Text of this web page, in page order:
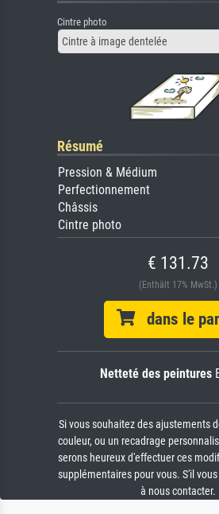
Cintre photo
Cintre à image dentelée
Résumé
Pression & Médium
Perfectionnement
Châssis
Cintre photo
€ 131.73
(Enthält 17% MwSt.)
dans le
Netteté des peintures
Si vous souhaitez des ajustements
couleur, ou un recadrage
serons heureux d'effectuer ces
supplémentaires pour vous. S'il
à nous contacter.